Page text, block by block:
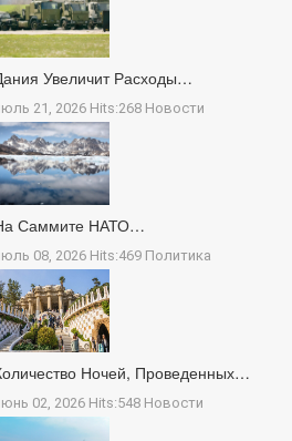
Увеличит Расходы…
21, 2026 Hits:268 Новости
Саммите НАТО…
08, 2026 Hits:469 Политика
Ночей, Проведенных…
02, 2026 Hits:548 Новости